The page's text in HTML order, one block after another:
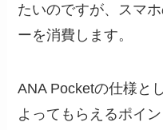
たいのですが、スマ
ーを消費します。
ANA Pocketの仕様と
よってもらえるポイ